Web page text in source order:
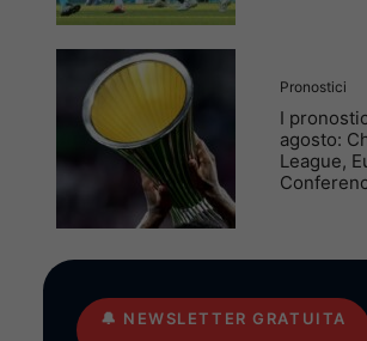
Pronostici
I
agosto:
League,
🔔 NEWSLETTER GRATUITA